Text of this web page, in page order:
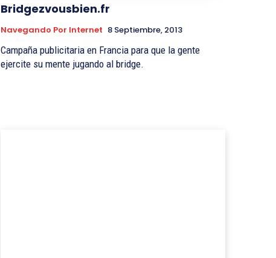
Bridgezvousbien.fr
Navegando Por Internet 8 Septiembre, 2013
Campaña publicitaria en Francia para que la gente
ejercite su mente jugando al bridge.